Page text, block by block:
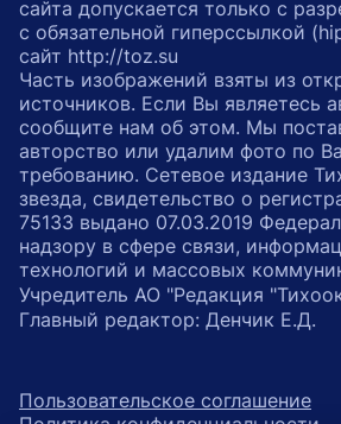
сайта допускается только с
с обязательной гиперссылкой
сайт http://toz.su
Часть изображений взяты из
источников. Если Вы являетесь
сообщите нам об этом. Мы
авторство или удалим фото по
требованию. Сетевое издание
звезда, свидетельство о
75133 выдано 07.03.2019
надзору в сфере связи,
технологий и массовых
Учредитель АО "Редакция
Главный редактор: Денчик Е.Д.
Пользовательское соглашение